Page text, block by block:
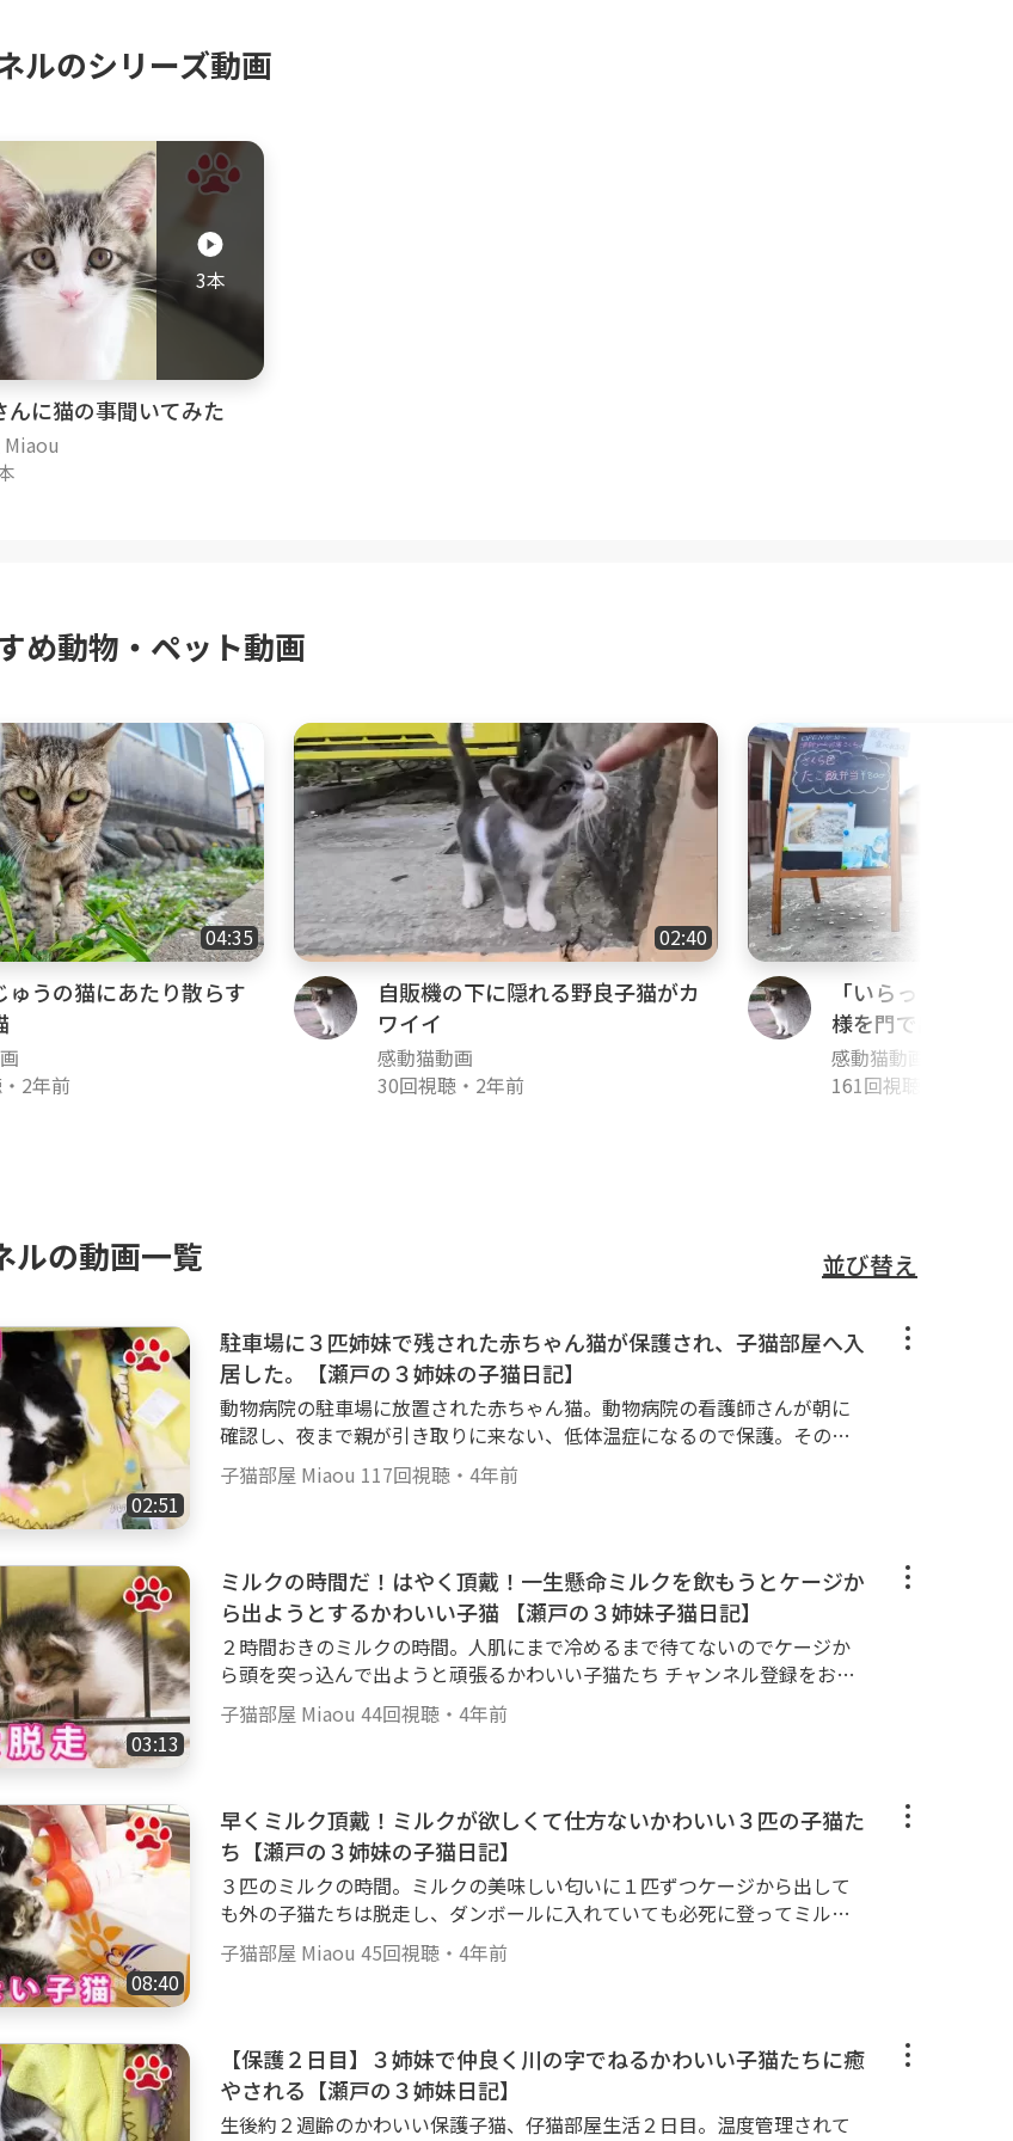
ている物】
ャットサークル:https://youtu.be/6VYYZS-Fk2o
イレ ホワイト:
https://youtu.be/edAgsb9IPnc
ルのシリーズ動画
3本
んに猫の事聞いてみた
め動物・ペット動画
04:35
ゅうの猫にあたり散らす
・ 2年前
02:40
自販機の下に隠れる野良子猫がカ
ワイイ
感動猫動画
30回視聴 ・ 2年前
「いらっしゃい
様を門で出迎える
る
感動猫動画
161回視聴
ルの動画一覧 並び替え
02:51
駐車場に３匹姉妹で残された赤ちゃん猫が保護され、子猫部屋へ入
居した。【瀬戸の３姉妹の子猫日記】
動物病院の駐車場に放置された赤ちゃん猫。動物病院の看護師さんが朝に
確認し、夜まで親が引き取りに来ない、低体温症になるので保護。その日
から寝ずに看護をして回復し、その後数日間、近隣住民に子猫の親猫や猫
の情報を聞いたが見つからないので、猫シェルターであるMiaouの子猫部屋
ズ : http://www.catsroom-miaou.shop/ Twitter : https://twitter.com/Cat
sroom_Miaou Instagram : https://www.instagram.com/Catsroom_Miaou/
公式サイト : http://miaou-jp.com みゃうのぶろぐ(猫部屋での出来事・備
忘記録) https://miaou-cat.jp/ [猫部屋] みけ Mi-ke (三毛猫 calico, female
♀; May, 2014- ) くろ Kuro (黒猫 black, male ♂; October, 2014- ) しぴ Chi
pie (グレートラ light gray tabby, female ♀; April, 2015- ) みみ Mimi (グレ
ian Ruddy, male ♂ ;January 16, 2017-) らな Lana (サビ猫 tortoiseshell
cat, female ♀; July, 2017- ) アリス Alice (スコティッシュ・フォールド Sc
ottish fold mele ♂ April,2019- ) ここ Coco （キジトラ Brown Mackerel T
abby, male ♂; May, 2021- ） 【猫部屋で使用している物】 [株式会社リッチ
ェル] 木製お掃除簡単キャットサークル:https://youtu.be/6VYYZS-Fk2o ラ
プレ 壁高ネコトイレ ホワイト:https://youtu.be/edAgsb9IPnc 【撮影機
子猫部屋 Miaou 117回視聴 ・ 4年前
03:13
ミルクの時間だ！はやく頂戴！一生懸命ミルクを飲もうとケージか
ら出ようとするかわいい子猫 【瀬戸の３姉妹子猫日記】
２時間おきのミルクの時間。人肌にまで冷めるまで待てないのでケージか
ら頭を突っ込んで出ようと頑張るかわいい子猫たち チャンネル登録をお願
いします。https://goody-tv.online/channel/27/ 無料動画サイト Goody!TV
https://goody-tv.online/ 猫部屋グッズ : http://www.catsroom-miaou.s
m みゃうのぶろぐ(猫部屋での出来事・備忘記録) https://miaou-cat.jp/
[猫部屋] みけ Mi-ke (三毛猫 calico, female ♀; May, 2014- ) くろ Kuro (黒猫
black, male ♂; October, 2014- ) しぴ Chipie (グレートラ light gray tabby,
female ♀; April, 2015- ) みみ Mimi (グレートラ gray tabby, female ♀; Ap
ril, 2015- ) まや Maya (茶白 red tabby and white, Male ♂; April,2016-) る
か Luca (アビシニアン レッド Abyssinian Red, male ♂ ;January 16, 2017
ここ Coco （キジトラ Brown Mackerel Tabby, male ♂; May, 2021- ） 【猫
部屋で使用している物】 [株式会社リッチェル] 木製お掃除簡単キャットサ
ークル:https://youtu.be/6VYYZS-Fk2o ラプレ 壁高ネコトイレ ホワイト:htt
子猫部屋 Miaou 44回視聴 ・ 4年前
08:40
早くミルク頂戴！ミルクが欲しくて仕方ないかわいい３匹の子猫た
ち【瀬戸の３姉妹の子猫日記】
３匹のミルクの時間。ミルクの美味しい匂いに１匹ずつケージから出して
も外の子猫たちは脱走し、ダンボールに入れていても必死に登ってミルク
を飲みたい子猫。最終的にみんなで一緒にミルクを飲んだ。 チャンネル登
録をお願いします。https://goody-tv.online/channel/27/ 無料動画サイト G
https://www.instagram.com/Catsroom_Miaou/ 公式サイト : http://miaou
-jp.com みゃうのぶろぐ(猫部屋での出来事・備忘記録) https://miaou-ca
t.jp/ [猫部屋] みけ Mi-ke (三毛猫 calico, female ♀; May, 2014- ) くろ Kuro
(黒猫 black, male ♂; October, 2014- ) しぴ Chipie (グレートラ light gray t
子猫部屋 Miaou 45回視聴 ・ 4年前
【保護２日目】３姉妹で仲良く川の字でねるかわいい子猫たちに癒
やされる【瀬戸の３姉妹日記】
生後約２週齢のかわいい保護子猫、仔猫部屋生活２日目。温度管理されて